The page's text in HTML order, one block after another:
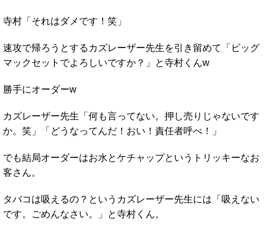
寺村「それはダメです！笑」
速攻で帰ろうとするカズレーザー先生を引き留めて「ビッグ
マックセットでよろしいですか？」と寺村くんw
勝手にオーダーw
カズレーザー先生「何も言ってない。押し売りじゃないです
か。笑」「どうなってんだ！おい！責任者呼べ！」
でも結局オーダーはお水とケチャップというトリッキーなお
客さん。
タバコは吸えるの？というカズレーザー先生には「吸えない
です。ごめんなさい。」と寺村くん。